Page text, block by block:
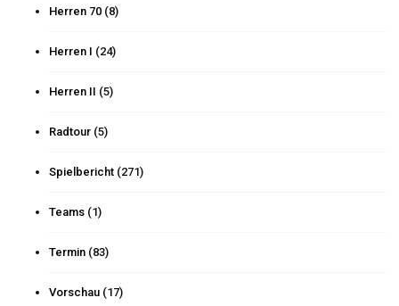
Herren 70 (8)
Herren I (24)
Herren II (5)
Radtour (5)
Spielbericht (271)
Teams (1)
Termin (83)
Vorschau (17)